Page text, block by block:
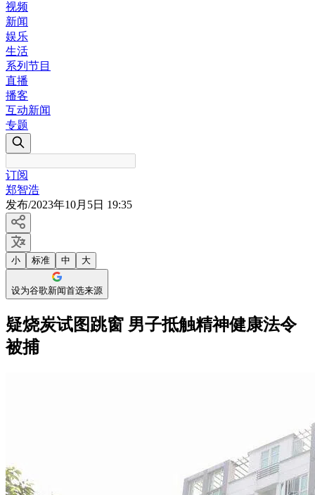
视频
新闻
娱乐
生活
系列节目
直播
播客
互动新闻
专题
订阅
郑智浩
发布/2023年10月5日 19:35
小 标准 中 大
设为谷歌新闻首选来源
疑烧炭试图跳窗 男子抵触精神健康法令
被捕